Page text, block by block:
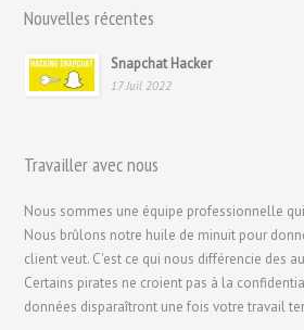
Nouvelles récentes
Snapchat Hacker
17 Juil 2022
Travailler avec nous
Nous sommes une équipe professionnelle
Nous brûlons notre huile de minuit pour
client veut. C'est ce qui nous différencie des
Certains pirates ne croient pas à la
données disparaîtront une fois votre travail
עִבְרִית
Hrvatski